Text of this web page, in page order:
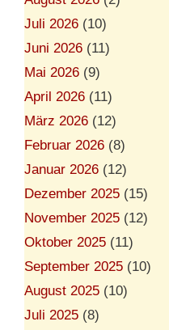
Juli 2026 (10)
Juni 2026 (11)
Mai 2026 (9)
April 2026 (11)
März 2026 (12)
Februar 2026 (8)
Januar 2026 (12)
Dezember 2025 (15)
November 2025 (12)
Oktober 2025 (11)
September 2025 (10)
August 2025 (10)
Juli 2025 (8)